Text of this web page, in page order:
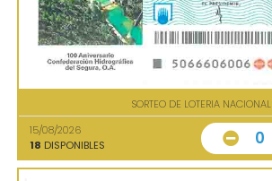
SORTEO DE LOTERIA NACIONAL
15/08/2026
18 DISPONIBLES 0